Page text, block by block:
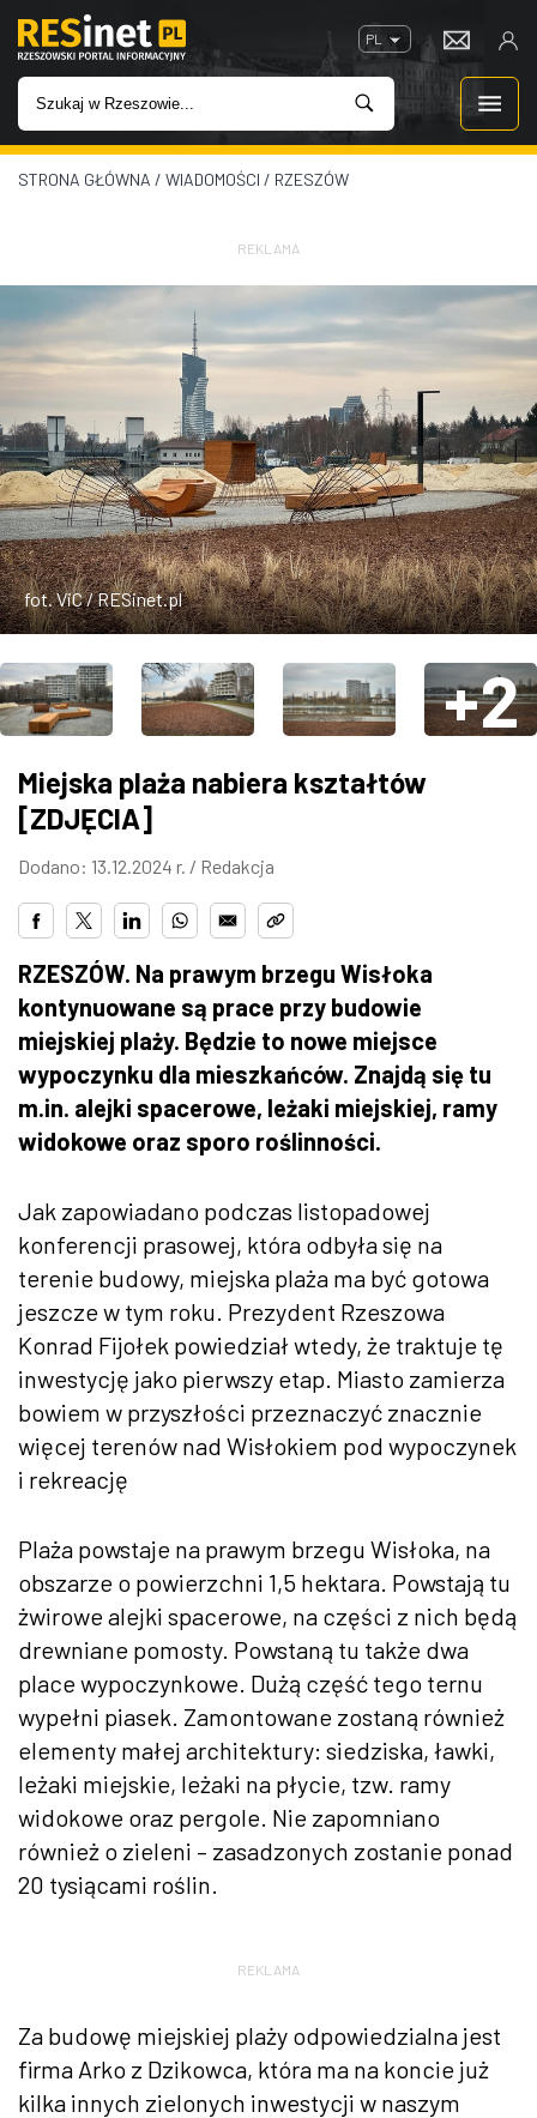
PL
WIADOMOŚCI
IMPREZY
ROZRYWKA
W KINACH
GASTRONOMIA
ZDJĘCIA
W RZESZOWIE
STRONA GŁÓWNA / WIADOMOŚCI / RZESZÓW
REKLAMA
fot. ViC / RESinet.pl
+2
Miejska plaża nabiera kształtów
[ZDJĘCIA]
Dodano: 13.12.2024 r. / Redakcja
RZESZÓW. Na prawym brzegu Wisłoka
kontynuowane są prace przy budowie
miejskiej plaży. Będzie to nowe miejsce
wypoczynku dla mieszkańców. Znajdą się tu
m.in. alejki spacerowe, leżaki miejskiej, ramy
widokowe oraz sporo roślinności.
Jak zapowiadano podczas listopadowej
konferencji prasowej, która odbyła się na
terenie budowy, miejska plaża ma być gotowa
jeszcze w tym roku. Prezydent Rzeszowa
Konrad Fijołek powiedział wtedy, że traktuje tę
inwestycję jako pierwszy etap. Miasto zamierza
bowiem w przyszłości przeznaczyć znacznie
więcej terenów nad Wisłokiem pod wypoczynek
i rekreację
Plaża powstaje na prawym brzegu Wisłoka, na
obszarze o powierzchni 1,5 hektara. Powstają tu
żwirowe alejki spacerowe, na części z nich będą
drewniane pomosty. Powstaną tu także dwa
place wypoczynkowe. Dużą część tego ternu
wypełni piasek. Zamontowane zostaną również
elementy małej architektury: siedziska, ławki,
leżaki miejskie, leżaki na płycie, tzw. ramy
widokowe oraz pergole. Nie zapomniano
również o zieleni – zasadzonych zostanie ponad
20 tysiącami roślin.
REKLAMA
Za budowę miejskiej plaży odpowiedzialna jest
firma Arko z Dzikowca, która ma na koncie już
kilka innych zielonych inwestycji w naszym